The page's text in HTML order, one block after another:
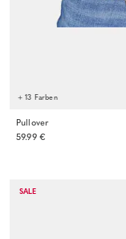
+ 13 Farben
Pullover
59.99 €
SALE